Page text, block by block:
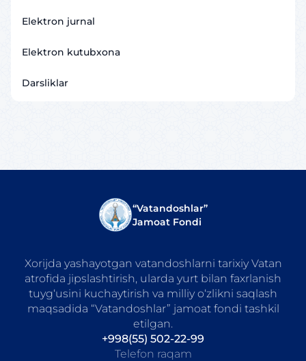
Elektron jurnal
Elektron kutubxona
Darsliklar
“Vatandoshlar”
Jamoat Fondi
Xorijda yashayotgan vatandoshlarni tarixiy Vatan
atrofida jipslashtirish, ularda yurt bilan faxrlanish
tuyg‘usini kuchaytirish va milliy o‘zlikni saqlash
maqsadida “Vatandoshlar” jamoat fondi tashkil
etilgan.
+998(55) 502-22-99
Telefon raqam